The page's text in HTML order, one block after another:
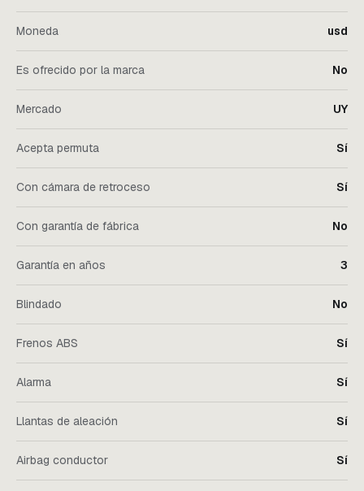
Moneda usd
Es ofrecido por la marca No
Mercado UY
Acepta permuta Sí
Con cámara de retroceso Sí
Con garantía de fábrica No
Garantía en años 3
Blindado No
Frenos ABS Sí
Alarma Sí
Llantas de aleación Sí
Airbag conductor Sí